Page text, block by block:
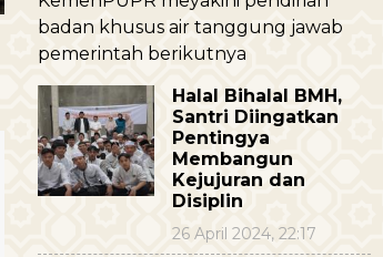
badan khusus air tanggung jawab
pemerintah berikutnya
Halal Bihalal BMH,
Santri Diingatkan
Pentingya
Membangun
Kejujuran dan
Disiplin
26 April 2024, 22:17